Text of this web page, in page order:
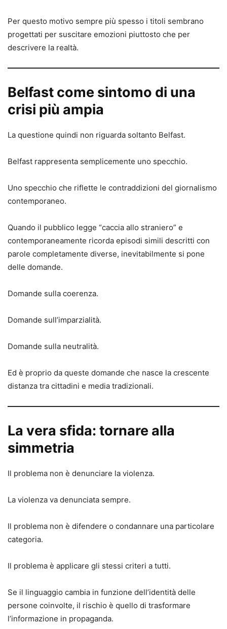
Per questo motivo sempre più spesso i titoli sembrano
progettati per suscitare emozioni piuttosto che per
descrivere la realtà.
Belfast come sintomo di una
crisi più ampia
La questione quindi non riguarda soltanto Belfast.
Belfast rappresenta semplicemente uno specchio.
Uno specchio che riflette le contraddizioni del giornalismo
contemporaneo.
Quando il pubblico legge “caccia allo straniero” e
contemporaneamente ricorda episodi simili descritti con
parole completamente diverse, inevitabilmente si pone
delle domande.
Domande sulla coerenza.
Domande sull’imparzialità.
Domande sulla neutralità.
Ed è proprio da queste domande che nasce la crescente
distanza tra cittadini e media tradizionali.
La vera sfida: tornare alla
simmetria
Il problema non è denunciare la violenza.
La violenza va denunciata sempre.
Il problema non è difendere o condannare una particolare
categoria.
Il problema è applicare gli stessi criteri a tutti.
Se il linguaggio cambia in funzione dell’identità delle
persone coinvolte, il rischio è quello di trasformare
l’informazione in propaganda.